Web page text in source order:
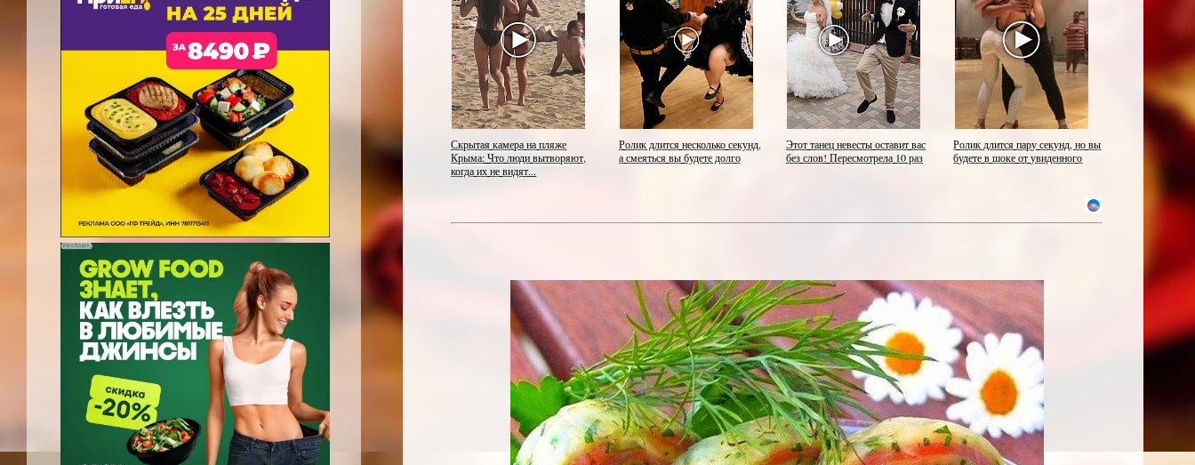
Скрытая камера на пляже
Крыма: Что люди вытворяют,
когда их не видят...
Ролик длится несколько секунд,
а смеяться вы будете долго
Этот танец невесты оставит вас
без слов! Пересмотрела 10 раз
Ролик длится пару секунд, но вы
будете в шоке от увиденного